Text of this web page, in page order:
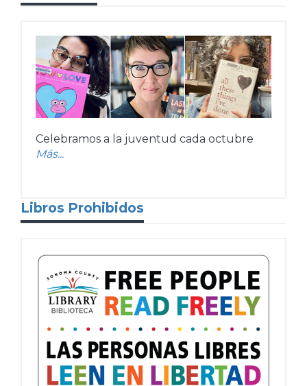
Celebramos a la juventud cada octubre
Más...
Libros Prohibidos